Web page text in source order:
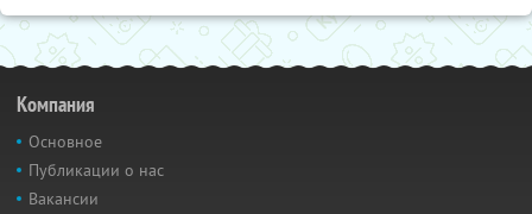
Компания
Основное
Публикации о нас
Вакансии